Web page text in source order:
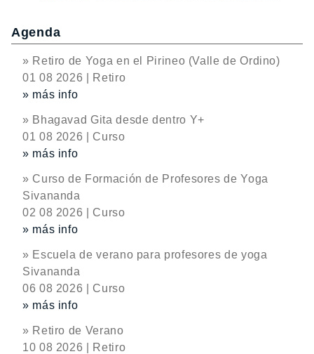
Agenda
» Retiro de Yoga en el Pirineo (Valle de Ordino)
01 08 2026 | Retiro
» más info
» Bhagavad Gita desde dentro Y+
01 08 2026 | Curso
» más info
» Curso de Formación de Profesores de Yoga
Sivananda
02 08 2026 | Curso
» más info
» Escuela de verano para profesores de yoga
Sivananda
06 08 2026 | Curso
» más info
» Retiro de Verano
10 08 2026 | Retiro